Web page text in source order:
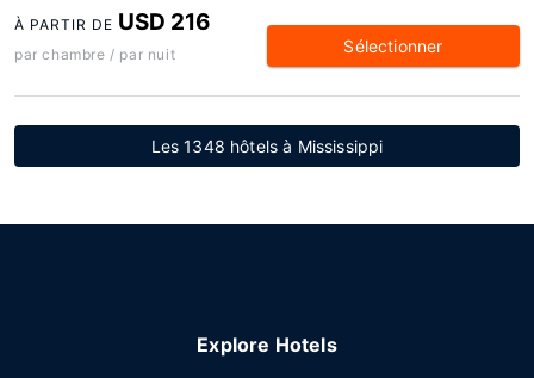
À PARTIR DE USD 216
par chambre / par nuit Sélectionner
Les 1348 hôtels à Mississippi
Explore Hotels